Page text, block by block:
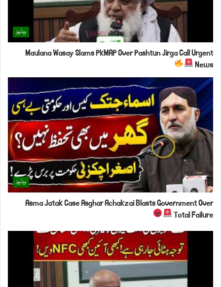
ویڈیوز
Maulana Wasay Slams PkMAP Over Pashtun Jirga Call Urgent
News
ویڈیوز
Asma Jatak Case Asghar Achakzai Blasts Government Over
Total Failure